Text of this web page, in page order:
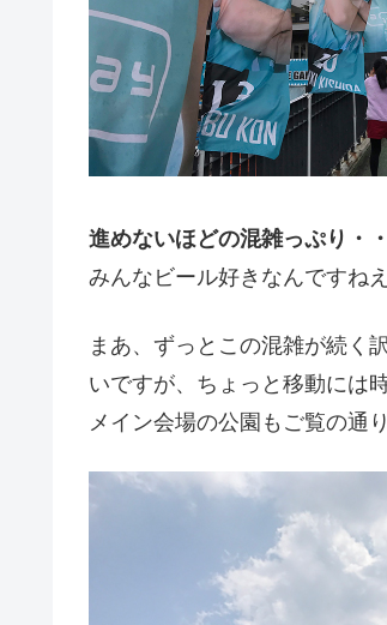
進めないほどの混雑っぷり・
みんなビール好きなんですねえ
まあ、ずっとこの混雑が続く
いですが、ちょっと移動には
メイン会場の公園もご覧の通り